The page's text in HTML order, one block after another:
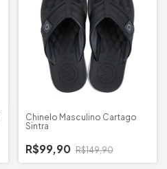
Chinelo Masculino Cartago
Sintra
R$99,90 R$149,90